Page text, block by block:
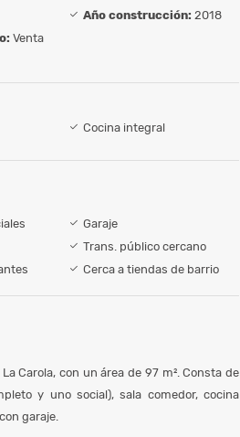
Año construcción: 2018
Venta
Cocina integral
Garaje
Trans. público cercano
Cerca a tiendas de barrio
Carola, con un área de 97 m². Consta de
y uno social), sala comedor, cocina
garaje.